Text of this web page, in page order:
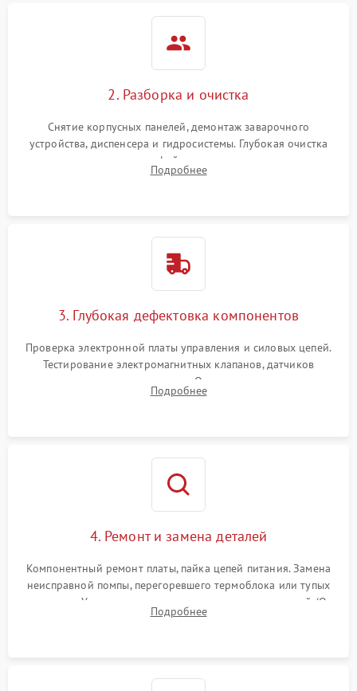
2. Разборка и очистка
Снятие корпусных панелей, демонтаж заварочного
устройства, диспенсера и гидросистемы. Глубокая очистка
внутренних узлов от кофейных масел, жмыха и накипи.
Промывка дренажных каналов и фильтров с использованием
Подробнее
3. Глубокая дефектовка компонентов
Проверка электронной платы управления и силовых цепей.
Тестирование электромагнитных клапанов, датчиков
температуры и расходомера. Оценка степени износа
жерновов кофемолки, уплотнительных колец гидросистемы
Подробнее
4. Ремонт и замена деталей
Компонентный ремонт платы, пайка цепей питания. Замена
неисправной помпы, перегоревшего термоблока или тупых
жерновов. Установка новых силиконовых уплотнителей (O-
ring) и тефлоновых трубок для надежного устранения
Подробнее